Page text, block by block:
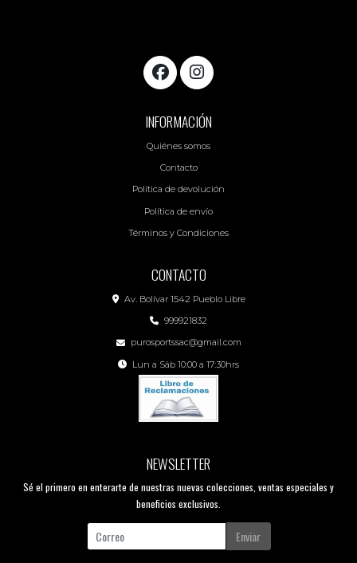
INFORMACIÓN
Quiénes somos
Contacto
Política de devolución
Política de envío
Términos y Condiciones
CONTACTO
Av. Bolívar 1542 Pueblo Libre
999921832
purosportssac@gmail.com
Lun a Sáb 10:00 a 17:30hrs
NEWSLETTER
Sé el primero en enterarte de nuestras nuevas colecciones, ventas especiales y
beneficios exclusivos.
Enviar